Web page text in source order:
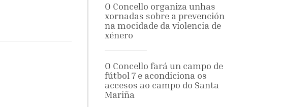
O Concello organiza unhas
xornadas sobre a prevención
na mocidade da violencia de
xénero
O Concello fará un campo de
fútbol 7 e acondiciona os
accesos ao campo do Santa
Mariña